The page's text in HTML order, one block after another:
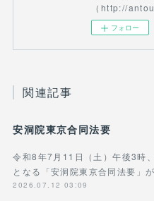
（http://
フォロー
関連記事
安洞院東京合同法要
令和8年7月11日（土）午後3時
となる「安洞院東京合同法要」
2026.07.12 03:09